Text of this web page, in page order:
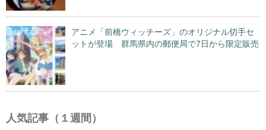
アニメ「前橋ウィッチーズ」のオリジナル切手セ
ットが登場 群馬県内の郵便局で7日から限定販売
人気記事（１週間）